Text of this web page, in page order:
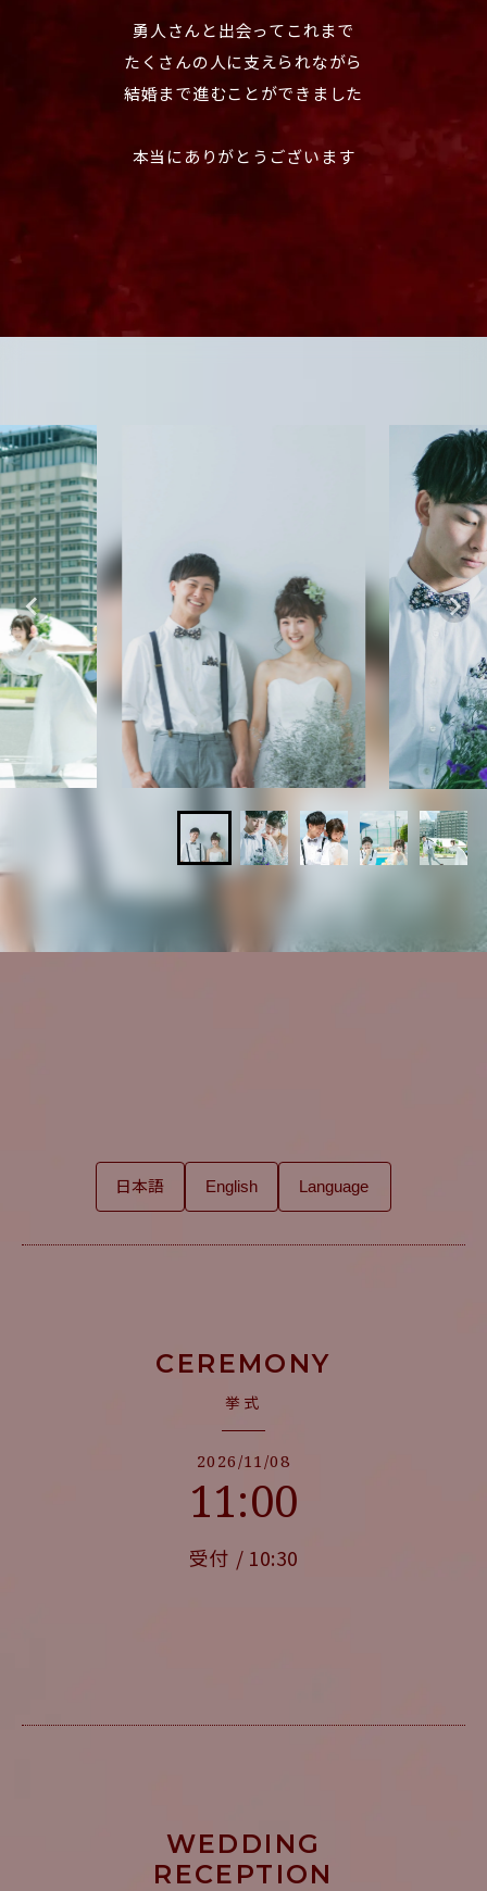
勇人さんと出会ってこれまで
たくさんの人に支えられながら
結婚まで進むことができました
本当にありがとうございます
日本語 English
CEREMONY
挙式
2026/11/08
11:00
受付 10:30
WEDDING
RECEPTION